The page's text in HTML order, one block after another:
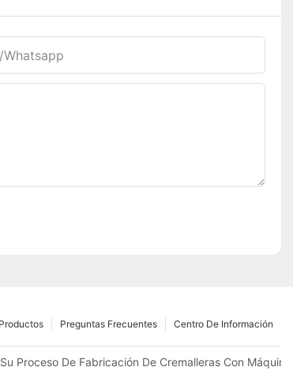
whatsapp
Centro De Información
Preguntas Frecuentes
Necesidades De Su Negocio
Proceso De Fabricación De Cremalleras Con